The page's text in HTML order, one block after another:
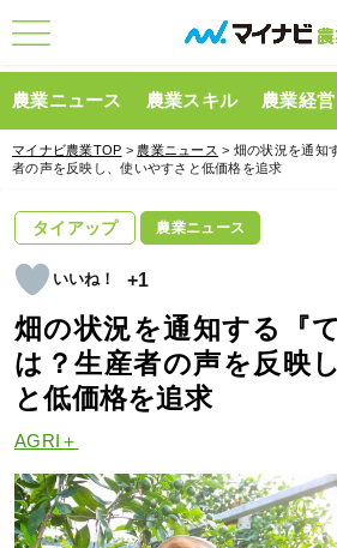
農業ニュース 農業スキル 農業経営
マイナビ農業TOP > 農業ニュース > 畑の状況を通知
者の声を反映し、使いやすさと低価格を追求
タイアップ 農業ニュース
+1
畑の状況を通知する『
は？生産者の声を反映
と低価格を追求
AGRI＋